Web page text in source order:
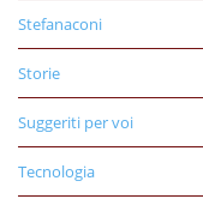
Stefanaconi
Storie
Suggeriti per voi
Tecnologia